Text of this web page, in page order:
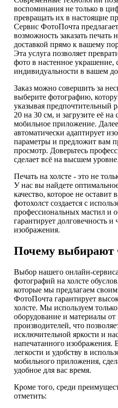
воспоминания не только в
превращать их в настоящие
Сервис ФотоПочта
возможность заказать печать
доставкой прямо к вашему
Эта услуга позволяет
фото в настенное украшение,
индивидуальности в вашем
Заказ можно совершить за
выберите фотографию,
указывая предпочтительный
20 на 30 см, и загрузите её на
мобильное приложение.
автоматически адаптирует
параметры и предложит вам
просмотр. Доверьтесь
сделает всё на высшем уровне.
Печать на холсте - это не
У нас вы найдете
качество, которое не
фотохолст создается с
профессиональных мастил и
гарантирует долговечность и
изображения.
Почему выбирают
Выбор нашего онлайн-сервиса
фотографий на холсте
которые мы предлагаем
ФотоПочта гарантирует
холсте. Мы используем
оборудование и материалы
производителей, что
исключительной яркости и
напечатанного изображения.
легкости и удобству в
мобильного приложения,
удобное для вас время.
Кроме того, среди
отметить: